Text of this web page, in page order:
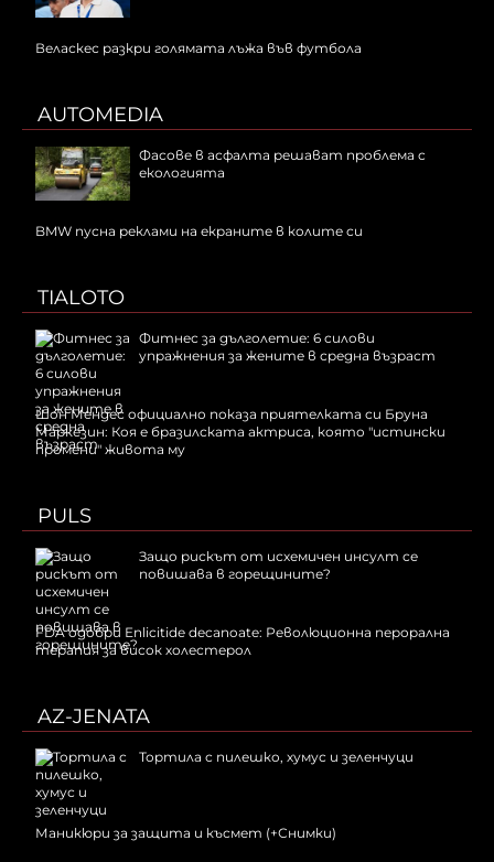
Веласкес разкри голямата лъжа във футбола
AUTOMEDIA
Фасове в асфалта решават проблема с
екологията
BMW пусна реклами на екраните в колите си
TIALOTO
Фитнес за дълголетие: 6 силови
упражнения за жените в средна възраст
Шон Мендес официално показа приятелката си Бруна
Маркезин: Коя е бразилската актриса, която "истински
промени" живота му
PULS
Защо рискът от исхемичен инсулт се
повишава в горещините?
FDA одобри Еnlicitide decanoate: Революционна перорална
терапия за висок холестерол
AZ-JENATA
Тортила с пилешко, хумус и зеленчуци
Маникюри за защита и късмет (+Снимки)